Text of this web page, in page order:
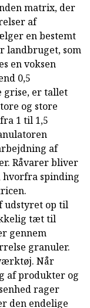
matrix, der
af
en bestemt
landbruget, som
en voksen
0,5
grise, er tallet
og store
1 til 1,5
af
Råvarer bliver
spinding
udstyret op til
tæt til
gennem
granuler.
Når
af produkter og
rager
den endelige